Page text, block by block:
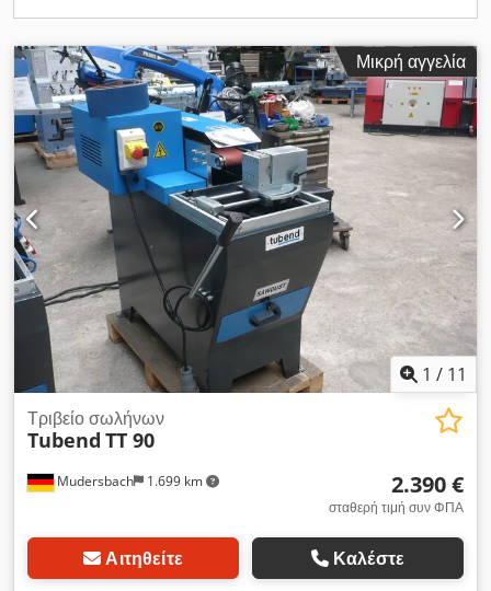
λείανση ανοξείδωτου χάλυβα και αλουμινίου Φιλική προς το
αλλαγή των κυλίνδρων λείανσης χωρίς εργαλεία Διάφορες
γωνίες λείανσης από 30° έως 90° είναι δυνατές χωρίς
προβλήματα Μικρότεροι χρόνοι επεξεργασίας σε σύγκριση με
το άλεσμα Πεδίο εφαρμογής της παράδοσης Ζώνη λείανσης K
36 Καουτσούκ ρολό λείανσης 1 τεμ. κύλινδρος λείανσης για
σωλήνα 3/4" (σωλήνας 26/28 mm) 2 τεμ. Αρθρωτοί
προστατευτικοί δίσκοι Κυλινδρική συσκευή λείανσης Τραπέζι
λείανσης και στήριξης 2 x ακροφύσια αναρρόφησης σκόνης
διαμ. 100 mm 2 τεμάχια συλλέκτη τσιπ Επίστρωση γραφίτη
Διακόπτης προστασίας κινητήρα [...]
Μικρή αγγελία
1 / 11
Mudersbach 1.699 km
Τριβείο σωλήνων
Tubend TT 90
2.390 €
σταθερή τιμή συν ΦΠΑ
Αιτηθείτε Καλέστε